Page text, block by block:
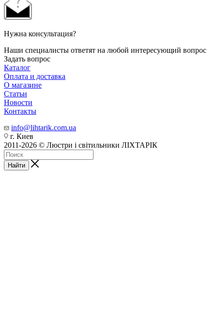
Нужна консультация?
Наши специалисты ответят на любой интересующий вопрос
Задать вопрос
Каталог
Оплата и доставка
О магазине
Статьи
Новости
Контакты
info@lihtarik.com.ua
г. Киев
2011-2026 © Люстри і світильники ЛІХТАРІК
Найти